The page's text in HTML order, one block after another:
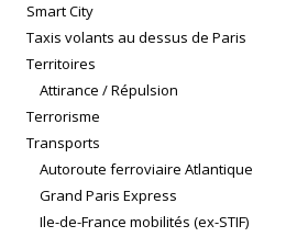
Smart City
Taxis volants au dessus de Paris
Territoires
Attirance / Répulsion
Terrorisme
Transports
Autoroute ferroviaire Atlantique
Grand Paris Express
Ile-de-France mobilités (ex-STIF)